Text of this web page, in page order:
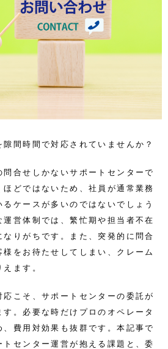
間時間で対応されていませんか？
問合せしかないサポートセンターで
どではないため、社員が通常業務
ケースが多いのではないでしょう
営体制では、繁忙期や担当者不在
りがちです。また、突発的に問合
をお待たせしてしまい、クレーム
ます。
こそ、サポートセンターの委託が
。必要な時だけプロのオペレータ
、費用対効果も抜群です。本記事で
センター運営が抱える課題と、委